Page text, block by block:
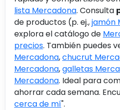
lista Mercadona. Consulta
de productos (p. ej.,jamón
explora el catálogo de
precios. También puedes
Mercadona,chucrut
Mercadona,galletas
Mercadona. Ideal para
ahorrar cada semana.
cerca de mí".